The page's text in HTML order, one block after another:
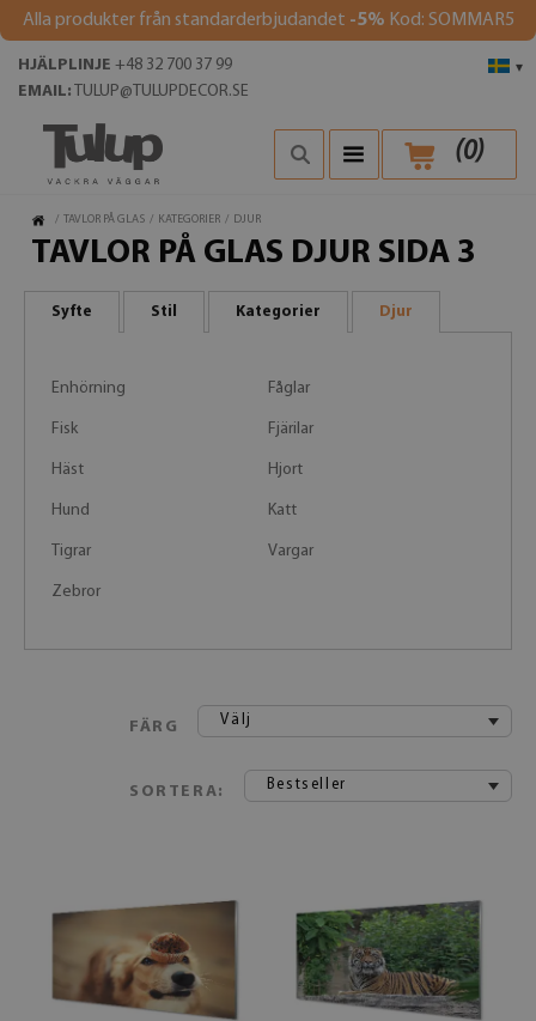
Alla produkter från standarderbjudandet -5% Kod: SOMMAR5
▾
HJÄLPLINJE +48 32 700 37 99
EMAIL: TULUP@TULUPDECOR.SE
(0)
/ TAVLOR PÅ GLAS / KATEGORIER / DJUR
TAVLOR PÅ GLAS DJUR SIDA 3
Syfte Stil Kategorier Djur
Enhörning Fåglar
Fisk Fjärilar
Häst Hjort
Hund Katt
Tigrar Vargar
Zebror
FÄRG Välj
SORTERA: Bestseller